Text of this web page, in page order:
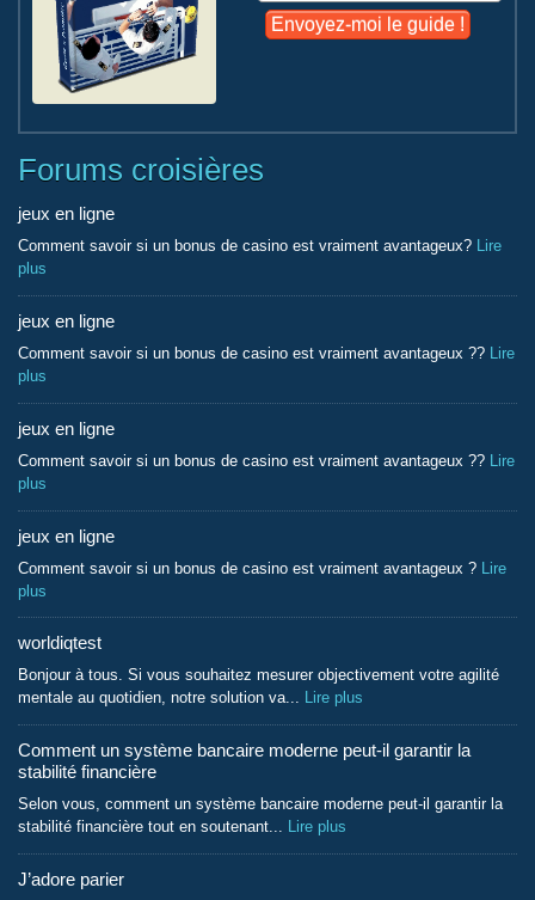
Forums croisières
jeux en ligne
Comment savoir si un bonus de casino est vraiment avantageux? Lire
plus
jeux en ligne
Comment savoir si un bonus de casino est vraiment avantageux ?? Lire
plus
jeux en ligne
Comment savoir si un bonus de casino est vraiment avantageux ??
Lire
plus
jeux en ligne
Comment savoir si un bonus de casino est vraiment avantageux ? Lire
plus
worldiqtest
Bonjour à tous. Si vous souhaitez mesurer objectivement votre agilité
mentale au quotidien, notre solution va... Lire plus
Comment un système bancaire moderne peut-il garantir la
stabilité financière
Selon vous, comment un système bancaire moderne peut-il garantir la
stabilité financière tout en soutenant... Lire plus
J’adore parier